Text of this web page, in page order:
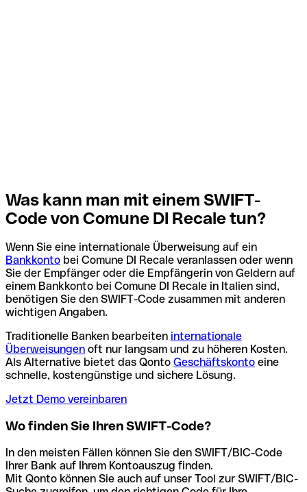
Was kann man mit einem SWIFT-
Code von Comune DI Recale tun?
Wenn Sie eine internationale Überweisung auf ein
Bankkonto bei Comune DI Recale veranlassen oder wenn
Sie der Empfänger oder die Empfängerin von Geldern auf
einem Bankkonto bei Comune DI Recale in Italien sind,
benötigen Sie den SWIFT-Code zusammen mit anderen
wichtigen Angaben.
Traditionelle Banken bearbeiten internationale
Überweisungen oft nur langsam und zu höheren Kosten.
Als Alternative bietet das Qonto Geschäftskonto eine
schnelle, kostengünstige und sichere Lösung.
Jetzt Demo vereinbaren
Wo finden Sie Ihren SWIFT-Code?
In den meisten Fällen können Sie den SWIFT/BIC-Code
Ihrer Bank auf Ihrem Kontoauszug finden.
Mit Qonto können Sie auch auf unser Tool zur SWIFT/BIC-